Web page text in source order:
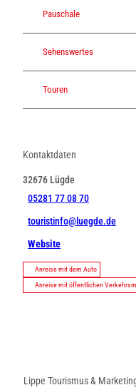
Pauschale
Sehenswertes
Touren
Kontaktdaten
32676 Lügde
05281 77 08 70
touristinfo@luegde.de
Website
Anreise mit dem Auto
Anreise mit öffentlichen
Lippe Tourismus &